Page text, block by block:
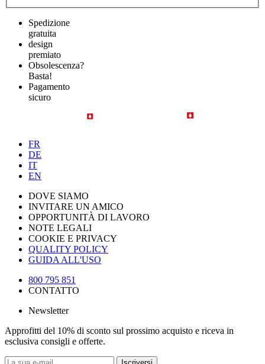
Spedizione
gratuita
design
premiato
Obsolescenza?
Basta!
Pagamento
sicuro
FR
DE
IT
EN
DOVE SIAMO
INVITARE UN AMICO
OPPORTUNITÀ DI LAVORO
NOTE LEGALI
COOKIE E PRIVACY
QUALITY POLICY
GUIDA ALL'USO
800 795 851
CONTATTO
Newsletter
Approfitti del 10% di sconto sul prossimo acquisto e riceva in
esclusiva consigli e offerte.